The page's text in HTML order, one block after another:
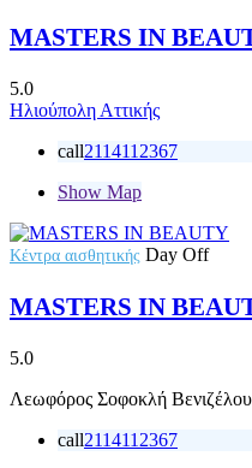
MASTERS IN
5.0
Ηλιούπολη Αττικής
call2114112367
Show Map
Κέντρα αισθητικής Day Off
MASTERS IN
5.0
Λεωφόρος Σοφοκλή
call2114112367